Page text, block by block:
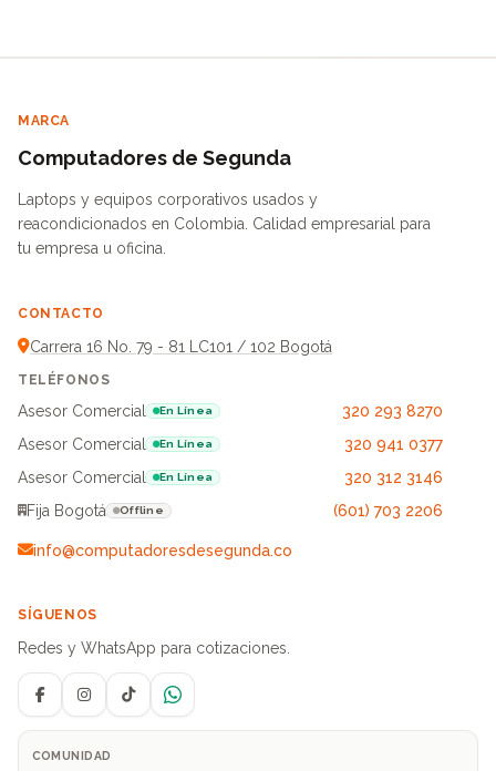
MARCA
Computadores de Segunda
Laptops y equipos corporativos usados y
reacondicionados en Colombia. Calidad empresarial para
tu empresa u oficina.
CONTACTO
Carrera 16 No. 79 - 81 LC101 / 102 Bogotá
TELÉFONOS
Asesor Comercial En Línea
320 293 8270
Asesor Comercial
En Línea
320 941 0377
Asesor Comercial
En Línea
320 312 3146
Fija Bogotá
Offline (601) 703 2206
info@computadoresdesegunda.co
SÍGUENOS
Redes y WhatsApp para cotizaciones.
FacebookInstagramTikTokWhatsApp
COMUNIDAD